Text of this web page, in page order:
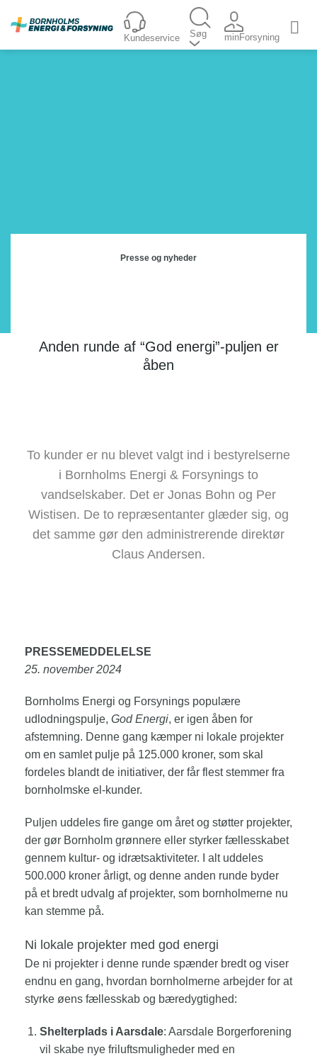
Kundeservice Søg minForsyning
Presse og nyheder
Anden runde af “God energi”-puljen er
åben
To kunder er nu blevet valgt ind i bestyrelserne
i Bornholms Energi & Forsynings to
vandselskaber. Det er Jonas Bohn og Per
Wistisen. De to repræsentanter glæder sig, og
det samme gør den administrerende direktør
Claus Andersen.
PRESSEMEDDELELSE
25. november 2024
Bornholms Energi og Forsynings populære
udlodningspulje, God Energi, er igen åben for
afstemning. Denne gang kæmper ni lokale projekter
om en samlet pulje på 125.000 kroner, som skal
fordeles blandt de initiativer, der får flest stemmer fra
bornholmske el-kunder.
Puljen uddeles fire gange om året og støtter projekter,
der gør Bornholm grønnere eller styrker fællesskabet
gennem kultur- og idrætsaktiviteter. I alt uddeles
500.000 kroner årligt, og denne anden runde byder
på et bredt udvalg af projekter, som bornholmerne nu
kan stemme på.
Ni lokale projekter med god energi
De ni projekter i denne runde spænder bredt og viser
endnu en gang, hvordan bornholmerne arbejder for at
styrke øens fællesskab og bæredygtighed:
Shelterplads i Aarsdale: Aarsdale Borgerforening
vil skabe nye friluftsmuligheder med en